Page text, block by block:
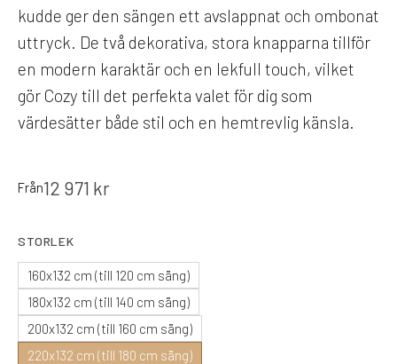
kudde ger den sängen ett avslappnat och ombonat
uttryck. De två dekorativa, stora knapparna tillför
en modern karaktär och en lekfull touch, vilket
gör Cozy till det perfekta valet för dig som
värdesätter både stil och en hemtrevlig känsla.
Från12 971 kr
STORLEK
160x132 cm (till 120 cm säng)
180x132 cm (till 140 cm säng)
200x132 cm (till 160 cm säng)
220x132 cm (till 180 cm säng)